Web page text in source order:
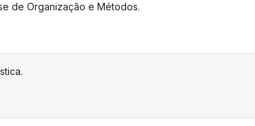
de Organização e Métodos.